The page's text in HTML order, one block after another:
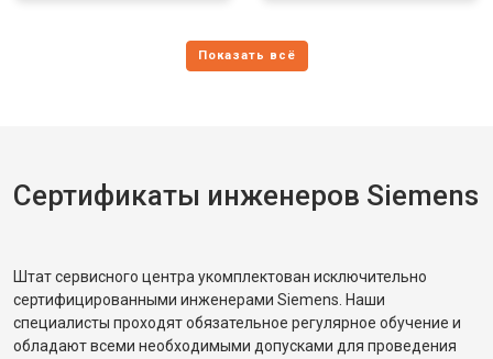
Сертификаты инженеров Siemens
Штат сервисного центра укомплектован исключительно
сертифицированными инженерами Siemens. Наши
специалисты проходят обязательное регулярное обучение и
обладают всеми необходимыми допусками для проведения